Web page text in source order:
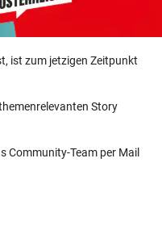
ist zum jetzigen Zeitpunkt
Story
Community-Team per Mail